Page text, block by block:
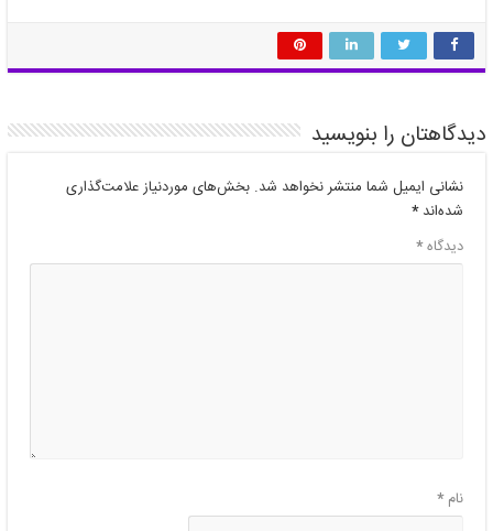
دیدگاهتان را بنویسید
نشانی ایمیل شما منتشر نخواهد شد. بخش‌های موردنیاز علامت‌گذاری
شده‌اند*
دیدگاه*
نام*